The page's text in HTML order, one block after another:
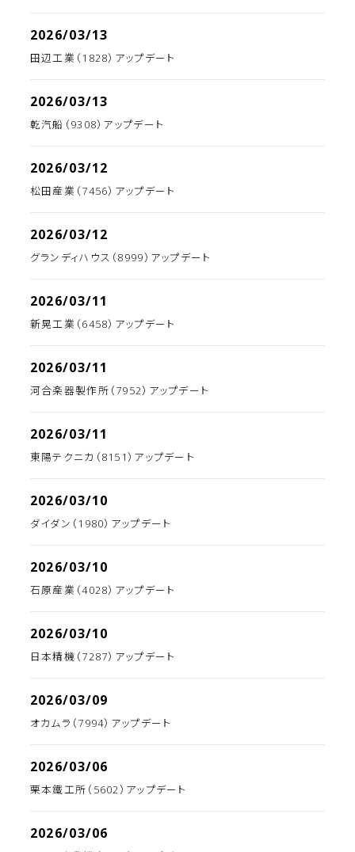
2026/03/13
田辺工業（1828）アップデート
2026/03/13
乾汽船（9308）アップデート
2026/03/12
松田産業（7456）アップデート
2026/03/12
グランディハウス（8999）アップデート
2026/03/11
新晃工業（6458）アップデート
2026/03/11
河合楽器製作所（7952）アップデート
2026/03/11
東陽テクニカ（8151）アップデート
2026/03/10
ダイダン（1980）アップデート
2026/03/10
石原産業（4028）アップデート
2026/03/10
日本精機（7287）アップデート
2026/03/09
オカムラ（7994）アップデート
2026/03/06
栗本鐵工所（5602）アップデート
2026/03/06